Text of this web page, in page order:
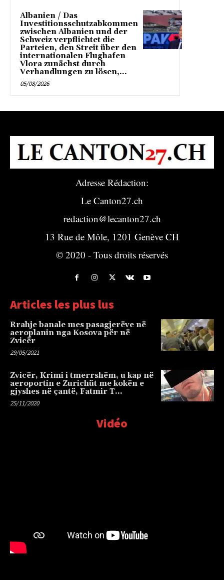
Albanien / Das
Investitionsschutzabkommen
zwischen Albanien und der
Schweiz verpflichtet die
Parteien, den Streit über den
internationalen Flughafen
Vlora zunächst durch
Verhandlungen zu lösen,...
05/08/2026
Adresse Rédaction:
Le Canton27.ch
redaction@lecanton27.ch
13 Rue de Môle, 1201 Genève CH
© 2020 - Tous droits réservés
Articles les plus lus
Rrahje banale mes pasagjerëve në
aeroplanin nga Kosova për në
Zvicër
29/05/2021
Zvicër, Krimi i tmerrshëm, u kap në
aeroportin e Zurichüt me kokën e
gjyshes në çantë, Fatmir T…
25/11/2020
Vidéo